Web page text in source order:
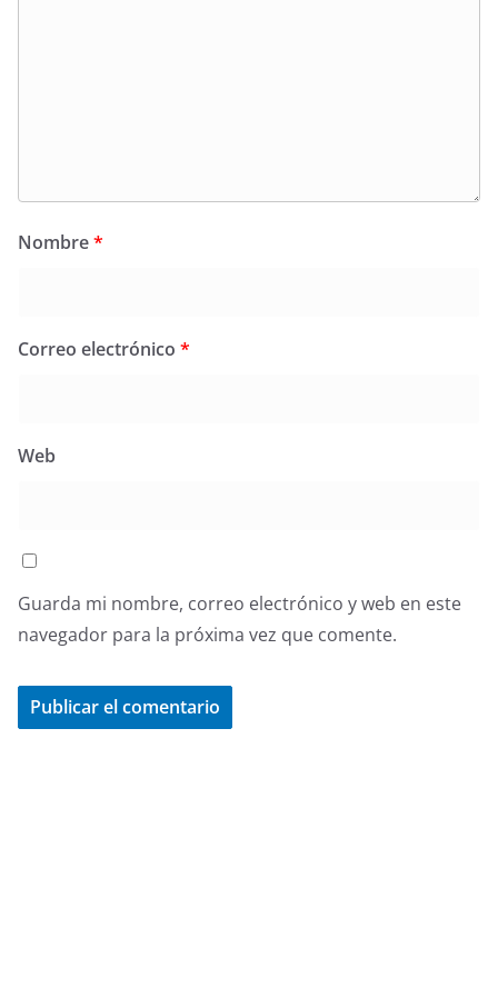
Nombre*
Correo electrónico *
Web
Guarda mi nombre, correo electrónico y web en este
navegador para la próxima vez que comente.